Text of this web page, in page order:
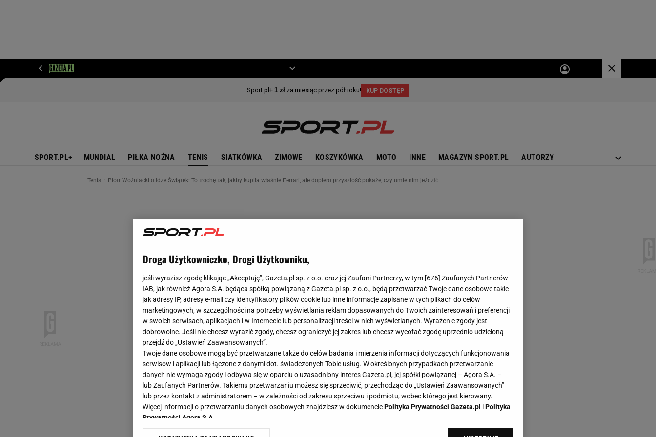
SPORT.PL+ MUNDIAL PIŁKA NOŻNA TENIS SIATKÓWKA ZIMOWE KOSZYKÓWKA MOTO INNE MAGAZYN SPORT.PL AUTORZY
Tenis Piotr Woźniacki o Idze Świątek: To trochę tak, jakby kupiła właśnie Ferrari, ale dopiero przyszłość pokaże, czy umie nim jeździć
Droga Użytkowniczko, Drogi Użytkowniku,
jeśli wyrazisz zgodę klikając „Akceptuję”, Gazeta.pl sp. z o.o. oraz jej Zaufani Partnerzy, w tym [676] Zaufanych Partnerów
IAB, jak również Agora S.A. będąca spółką powiązaną z Gazeta.pl sp. z o.o., będą przetwarzać Twoje dane osobowe takie
jak adresy IP, adresy e-mail czy identyfikatory plików cookie lub inne informacje zapisane w tych plikach do celów
marketingowych, w szczególności na potrzeby wyświetlania reklam dopasowanych do Twoich zainteresowań i preferencji
w swoich serwisach, aplikacjach i w Internecie lub personalizacji treści w nich wyświetlanych. Wyrażenie zgody jest
dobrowolne. Jeśli nie chcesz wyrazić zgody, chcesz ograniczyć jej zakres lub chcesz wycofać zgodę uprzednio udzieloną
przejdź do „Ustawień Zaawansowanych”.
Twoje dane osobowe mogą być przetwarzane także do celów badania i mierzenia informacji dotyczących funkcjonowania
serwisów i aplikacji lub łączone z danymi dot. świadczonych Tobie usług. W określonych przypadkach przetwarzanie
danych nie wymaga zgody i odbywa się w oparciu o uzasadniony interes Gazeta.pl, jej spółki powiązanej – Agora S.A. –
lub Zaufanych Partnerów. Takiemu przetwarzaniu możesz się sprzeciwić, przechodząc do „Ustawień Zaawansowanych”
lub przez kontakt z administratorem – w zależności od zakresu sprzeciwu i podmiotu, wobec którego jest kierowany.
Więcej informacji o przetwarzaniu danych osobowych znajdziesz w dokumenciePolityka Prywatności Gazeta.pl iPolityka
Prywatności Agora S.A.